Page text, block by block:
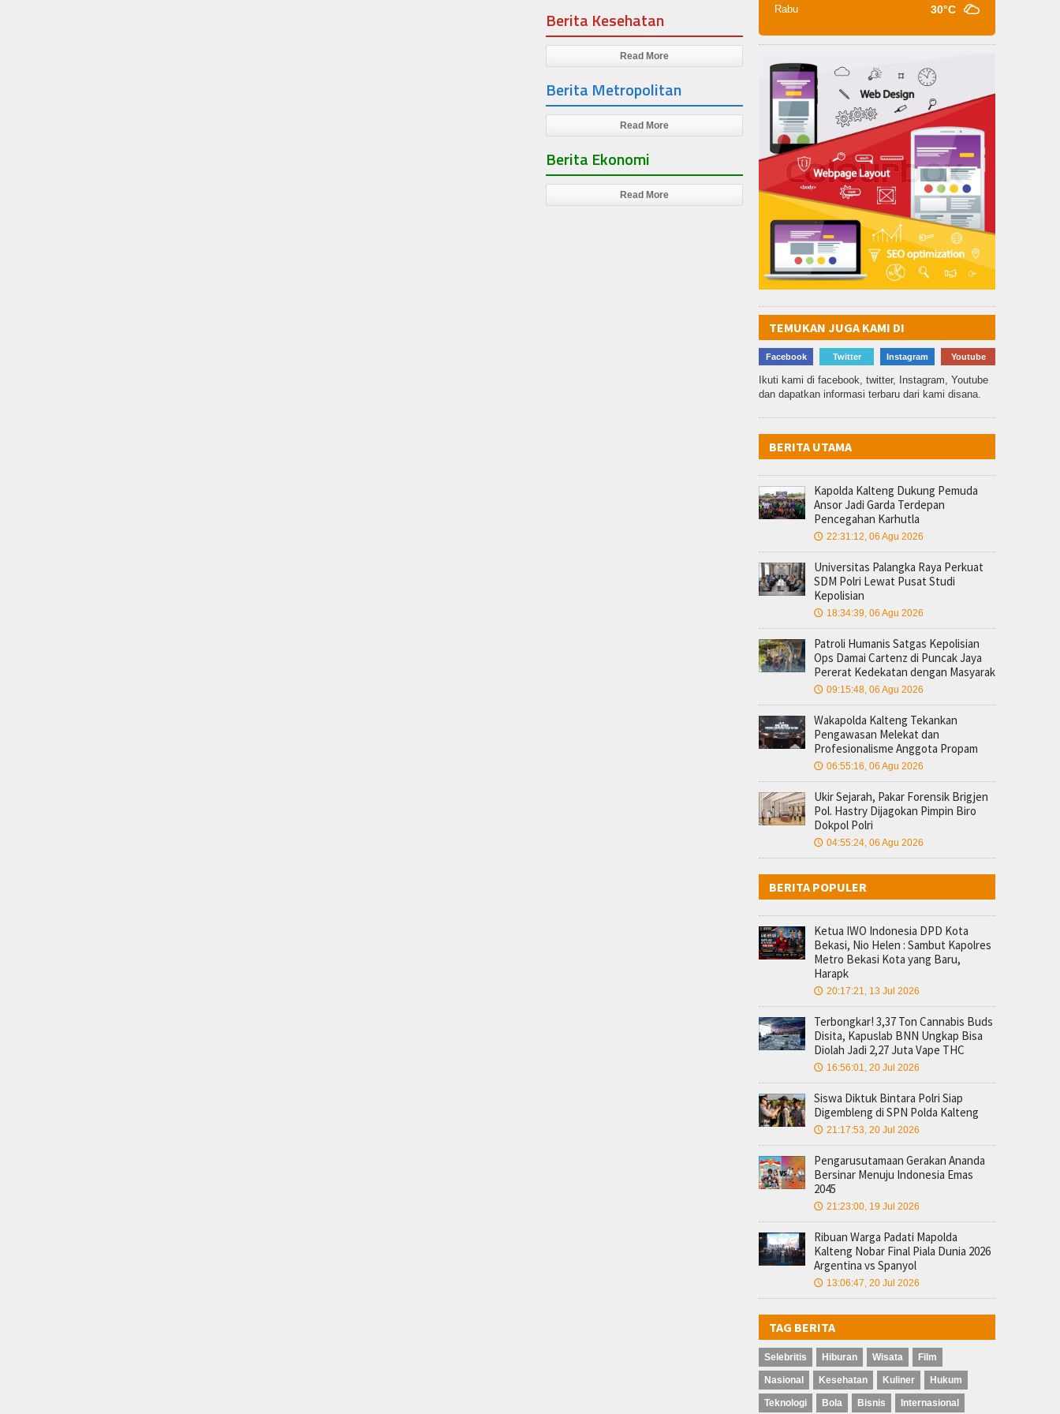
Berita Kesehatan
Read More
Berita Metropolitan
Read More
Berita Ekonomi
Read More
Rabu 30°C
TEMUKAN JUGA KAMI DI
Facebook Twitter Instagram Youtube
Ikuti kami di facebook, twitter, Instagram, Youtube
dan dapatkan informasi terbaru dari kami disana.
BERITA UTAMA
Kapolda Kalteng Dukung Pemuda
Ansor Jadi Garda Terdepan
Pencegahan Karhutla
🕔 22:31:12, 06 Agu 2026
Universitas Palangka Raya Perkuat
SDM Polri Lewat Pusat Studi
Kepolisian
🕔 18:34:39, 06 Agu 2026
Patroli Humanis Satgas Kepolisian
Ops Damai Cartenz di Puncak Jaya
Pererat Kedekatan dengan Masyarak
🕔 09:15:48, 06 Agu 2026
Wakapolda Kalteng Tekankan
Pengawasan Melekat dan
Profesionalisme Anggota Propam
🕔 06:55:16, 06 Agu 2026
​Ukir Sejarah, Pakar Forensik Brigjen
Pol. Hastry Dijagokan Pimpin Biro
Dokpol Polri
🕔 04:55:24, 06 Agu 2026
BERITA POPULER
Ketua IWO Indonesia DPD Kota
Bekasi, Nio Helen : Sambut Kapolres
Metro Bekasi Kota yang Baru,
Harapk
🕔 20:17:21, 13 Jul 2026
Terbongkar! 3,37 Ton Cannabis Buds
Disita, Kapuslab BNN Ungkap Bisa
Diolah Jadi 2,27 Juta Vape THC
🕔 16:56:01, 20 Jul 2026
Siswa Diktuk Bintara Polri Siap
Digembleng di SPN Polda Kalteng
🕔 21:17:53, 20 Jul 2026
Pengarusutamaan Gerakan Ananda
Bersinar Menuju Indonesia Emas
2045
🕔 21:23:00, 19 Jul 2026
Ribuan Warga Padati Mapolda
Kalteng Nobar Final Piala Dunia 2026
Argentina vs Spanyol
🕔 13:06:47, 20 Jul 2026
TAG BERITA
Selebritis Hiburan Wisata Film
Nasional Kesehatan Kuliner Hukum
Teknologi Bola Bisnis Internasional